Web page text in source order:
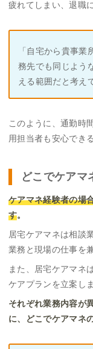
疲れてしまい、退職
「自宅から貴事
務先でも同じよう
える範囲だと考え
このように、通勤時
用担当者も安心でき
どこでケアマ
ケアマネ経験者の場
す。
居宅ケアマネは相談
業務と現場の仕事を
また、居宅ケアマネ
ケアプランを立案しま
それぞれ業務内容が
に、どこでケアマネ